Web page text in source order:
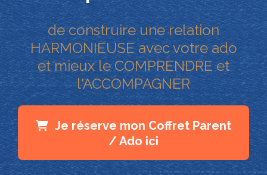
de construire une relation
HARMONIEUSE avec votre ado
et mieux le COMPRENDRE et
l'ACCOMPAGNER
Je réserve mon Coffret Parent
/ Ado ici